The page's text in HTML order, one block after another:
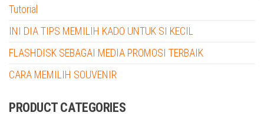
Tutorial
INI DIA TIPS MEMILIH KADO UNTUK SI KECIL
FLASHDISK SEBAGAI MEDIA PROMOSI TERBAIK
CARA MEMILIH SOUVENIR
PRODUCT CATEGORIES